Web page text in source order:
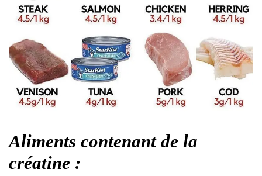
Aliments contenant de la
créatine :